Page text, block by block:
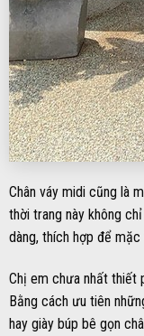
Chân váy midi cũng là
thời trang này không
dàng, thích hợp để
Chị em chưa nhất thiết
Bằng cách ưu tiên
hay giày búp bê gọn